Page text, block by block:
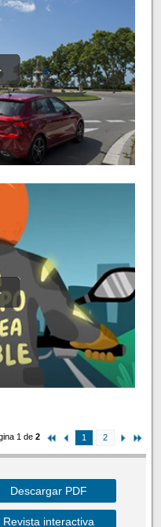
1 de2 1 2
Descargar PDF
Revista interactiva